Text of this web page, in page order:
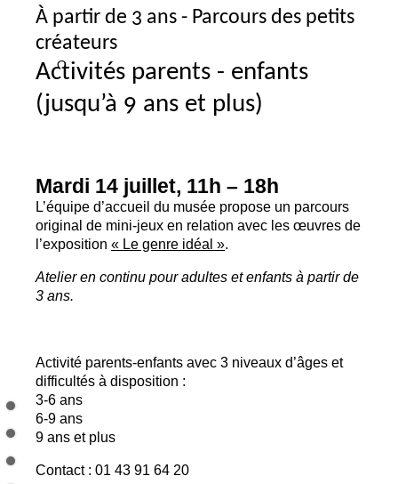
À partir de 3 ans - Parcours des petits
créateurs
Activités parents - enfants
(jusqu’à 9 ans et plus)
Mardi 14 juillet, 11h – 18h
L’équipe d’accueil du musée propose un parcours
original de mini-jeux en relation avec les œuvres de
l’exposition « Le genre idéal ».
Atelier en continu pour adultes et enfants à partir de
3 ans.
Activité parents-enfants avec 3 niveaux d’âges et
difficultés à disposition :
3-6 ans
6-9 ans
9 ans et plus
Contact : 01 43 91 64 20